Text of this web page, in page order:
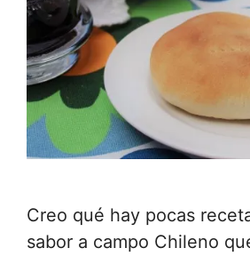
Creo qué hay pocas
sabor a campo Chileno